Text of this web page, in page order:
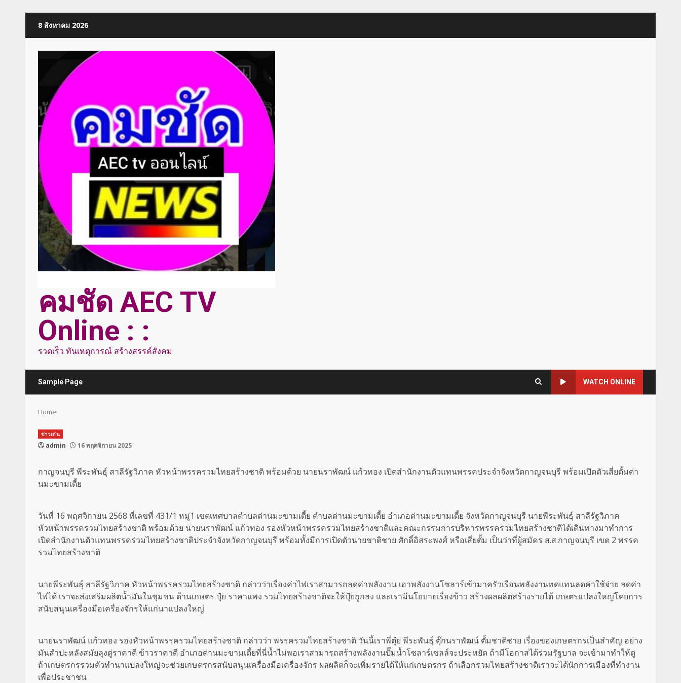
8 สิงหาคม 2026
คมชัด AEC TV
Online : :
รวดเร็ว ทันเหตุการณ์ สร้างสรรค์สังคม
Sample Page WATCH ONLINE
Home
ข่าวเด่น
admin 16 พฤศจิกายน 2025
กาญจนบุรี พีระพันธุ์ สาลีรัฐวิภาค หัวหน้าพรรครวมไทยสร้างชาติ พร้อมด้วย นายนราพัฒน์ แก้วทอง เปิดสำนักงานตัวแทนพรรคประจำจังหวัดกาญจนบุรี พร้อมเปิดตัวเสี่ยตั้มด่า
นมะขามเตี้ย
วันที่ 16 พฤศจิกายน 2568 ที่เลขที่ 431/1 หมู่1 เขตเทศบาลตำบลด่านมะขามเตี้ย ตำบลด่านมะขามเตี้ย อำเภอด่านมะขามเตี้ย จังหวัดกาญจนบุรี นายพีระพันธุ์ สาลีรัฐวิภาค
หัวหน้าพรรครวมไทยสร้างชาติ พร้อมด้วย นายนราพัฒน์ แก้วทอง รองหัวหน้าพรรครวมไทยสร้างชาติและคณะกรรมการบริหารพรรครวมไทยสร้างชาติได้เดินทางมาทำการ
เปิดสำนักงานตัวแทนพรรคร่วมไทยสร้างชาติประจำจังหวัดกาญจนบุรี พร้อมทั้งมีการเปิดตัวนายชาติชาย ศักดิ์อิสระพงศ์ หรือเสี่ยตั้ม เป็นว่าที่ผู้สมัคร ส.ส.กาญจนบุรี เขต 2 พรรค
รวมไทยสร้างชาติ
นายพีระพันธุ์ สาลีรัฐวิภาค หัวหน้าพรรครวมไทยสร้างชาติ กล่าวว่าเรื่องค่าไฟเราสามารถลดค่าพลังงาน เอาพลังงานโซลาร์เข้ามาครัวเรือนพลังงานทดแทนลดค่าใช้จ่าย ลดค่า
ไฟได้ เราจะส่งเสริมผลิตน้ำมันในชุมชน ด้านเกษตร ปุ๋ย ราคาแพง รวมไทยสร้างชาติจะให้ปุ๋ยถูกลง และเรามีนโยบายเรื่องข้าว สร้างผลผลิตสร้างรายได้ เกษตรแปลงใหญ่โดยการ
สนับสนุนเครื่องมือเครื่องจักรให้แก่นาแปลงใหญ่
นายนราพัฒน์ แก้วทอง รองหัวหน้าพรรครวมไทยสร้างชาติ กล่าวว่า พรรครวมไทยสร้างชาติ วันนี้เราพี่ตุ๋ย พีระพันธุ์ ตุ๊กนราพัฒน์ ตั้มชาติชาย เรื่องของเกษตรกรเป็นสำคัญ อย่าง
มันสำปะหลังสมัยลุงตู่ราคาดี ข้าวราคาดี อำเภอด่านมะขามเตี้ยที่นี่น้ำไม่พอเราสามารถสร้างพลังงานปั๊มน้ำโซลาร์เซลล์จะประหยัด ถ้ามีโอกาสได้ร่วมรัฐบาล จะเข้ามาทำให้ดู
ถ้าเกษตรกรรวมตัวทำนาแปลงใหญ่จะช่วยเกษตรกรสนับสนุนเครื่องมือเครื่องจักร ผลผลิตก็จะเพิ่มรายได้ให้แก่เกษตรกร ถ้าเลือกรวมไทยสร้างชาติเราจะได้นักการเมืองที่ทำงาน
เพื่อประชาชน